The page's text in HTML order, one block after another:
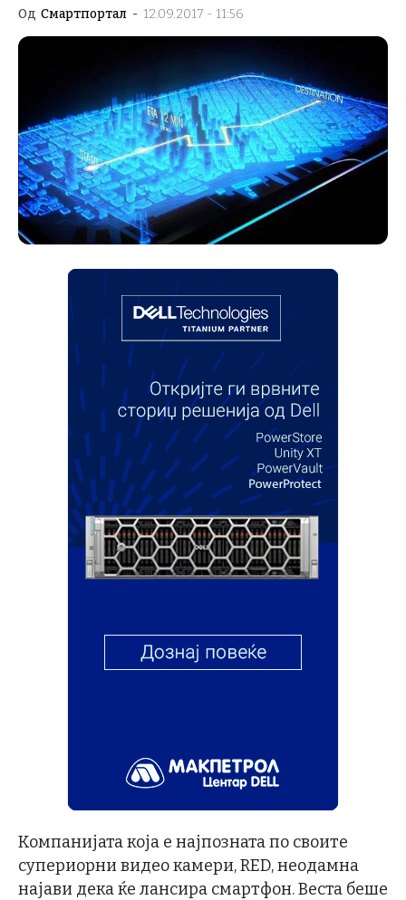
Од Смартпортал - 12.09.2017 - 11:56
Компанијата која е најпозната по своите
супериорни видео камери, RED, неодамна
најави дека ќе лансира смартфон. Веста беше